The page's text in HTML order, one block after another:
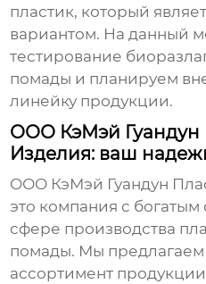
пластик, который
вариантом. На данный
тестирование
помады и планируем
линейку продукции.
ООО КэМэй Гуандун
Изделия: ваш
ООО КэМэй Гуандун
это компания с
сфере производства
помады. Мы
ассортимент